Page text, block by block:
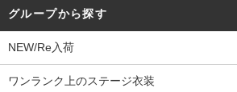
グループから探す
NEW/Re入荷
ワンランク上のステージ衣装